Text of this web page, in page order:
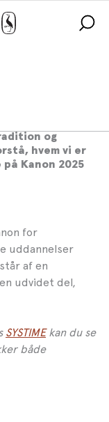
2025
som
og
hvem vi er
Kanon 2025
for
uddannelser
af en
udvidet del,
SYSTIMEkan du se
både